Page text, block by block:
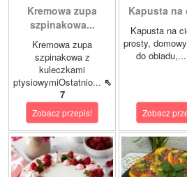
Kremowa zupa
szpinakowa...
Kremowa zupa
szpinakowa z
kuleczkami
ptysiowymiOstatnio... ⇖
7
Zobacz przepis!
Kapusta na
Kapusta na
prosty,
do obiadu,...
Zobacz